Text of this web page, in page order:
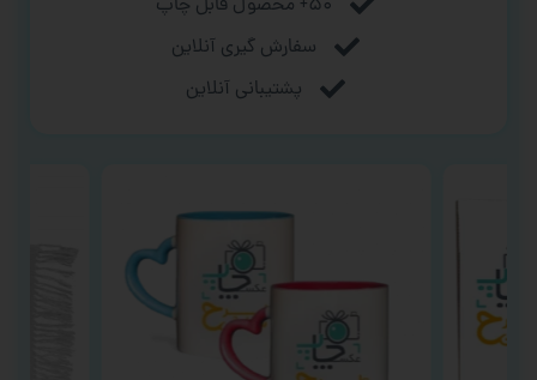
۵۰+ محصول قابل چاپ
سفارش گیری آنلاین
پشتیبانی آنلاین